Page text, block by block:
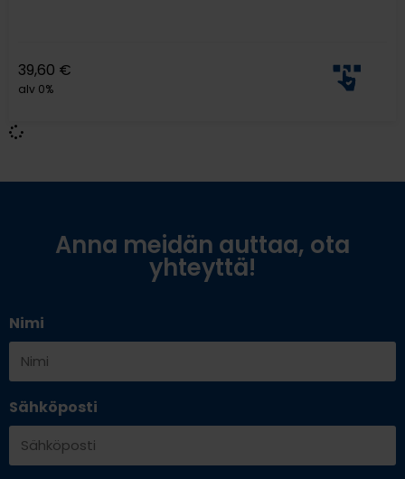
39,60 €
alv 0%
Anna meidän auttaa, ota
yhteyttä!
Nimi
Sähköposti